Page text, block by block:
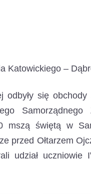
Katowickiego –
się
Samorządnego
mszą świętą w
przed Ołtarzem
udział uczniowie